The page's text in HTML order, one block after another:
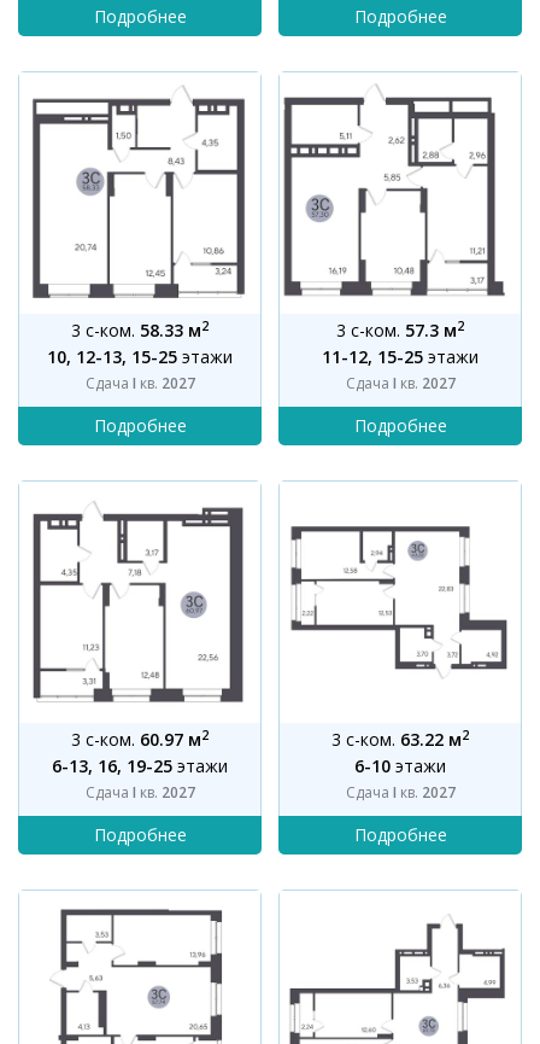
3 с-ком. 58.33 м2
10, 12-13, 15-25 этажи
Сдача I кв. 2027
3 с-ком. 57.3 м2
11-12, 15-25 этажи
Сдача I кв. 2027
3 с-ком. 60.97 м2
6-13, 16, 19-25 этажи
Сдача I кв. 2027
3 с-ком. 63.22 м2
6-10 этажи
Сдача I кв. 2027